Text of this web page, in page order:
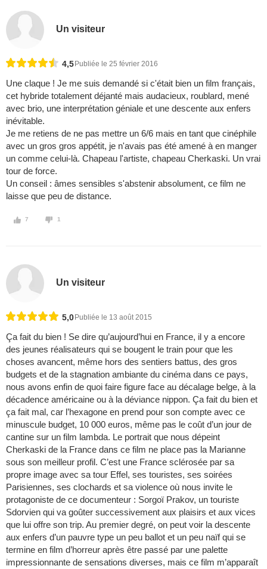
Un visiteur
4,5 Publiée le 25 février 2016
Une claque ! Je me suis demandé si c'était bien un film français,
cet hybride totalement déjanté mais audacieux, roublard, mené
avec brio, une interprétation géniale et une descente aux enfers
inévitable.
Je me retiens de ne pas mettre un 6/6 mais en tant que cinéphile
avec un gros gros appétit, je n'avais pas été amené à en manger
un comme celui-là. Chapeau l'artiste, chapeau Cherkaski. Un vrai
tour de force.
Un conseil : âmes sensibles s'abstenir absolument, ce film ne
laisse que peu de distance.
7 1
Un visiteur
5,0 Publiée le 13 août 2015
Ça fait du bien ! Se dire qu’aujourd’hui en France, il y a encore
des jeunes réalisateurs qui se bougent le train pour que les
choses avancent, même hors des sentiers battus, des gros
budgets et de la stagnation ambiante du cinéma dans ce pays,
nous avons enfin de quoi faire figure face au décalage belge, à la
décadence américaine ou à la déviance nippon. Ça fait du bien et
ça fait mal, car l’hexagone en prend pour son compte avec ce
minuscule budget, 10 000 euros, même pas le coût d’un jour de
cantine sur un film lambda. Le portrait que nous dépeint
Cherkaski de la France dans ce film ne place pas la Marianne
sous son meilleur profil. C’est une France sclérosée par sa
propre image avec sa tour Effel, ses touristes, ses soirées
Parisiennes, ses clochards et sa violence où nous invite le
protagoniste de ce documenteur : Sorgoï Prakov, un touriste
Sdorvien qui va goûter successivement aux plaisirs et aux vices
que lui offre son trip. Au premier degré, on peut voir la descente
aux enfers d’un pauvre type un peu ballot et un peu naïf qui se
termine en film d’horreur après être passé par une palette
impressionnante de sensations diverses, mais ce film m’apparaît